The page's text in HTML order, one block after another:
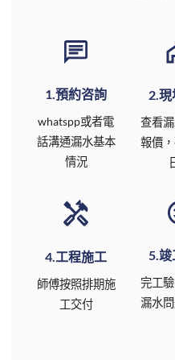
1.預約咨詢
whatspp或者電
話溝通漏水基本
情況
2.
查看
報價
4.工程施工
師傅按照排期施
工交付
5.
完工
漏水